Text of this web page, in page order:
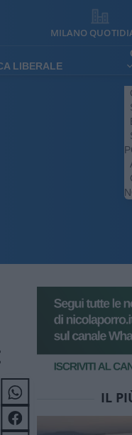
MILANO
LIBERALE
IL